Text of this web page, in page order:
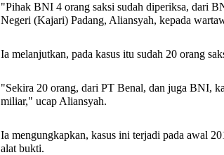
"Pihak BNI 4 orang saksi sudah diperiksa, dari
Negeri (Kajari) Padang, Aliansyah, kepada
Ia melanjutkan, pada kasus itu sudah 20 orang
"Sekira 20 orang, dari PT Benal, dan juga BNI,
miliar," ucap Aliansyah.
Ia mengungkapkan, kasus ini terjadi pada awal
alat bukti.